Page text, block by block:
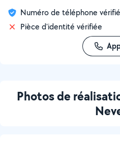
Numéro de téléphone vérifié
Pièce d'identité vérifiée
Photos de